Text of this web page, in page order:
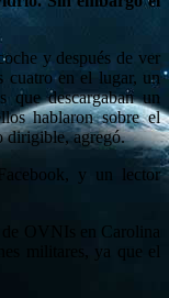
y después de ver
cuatro en el lugar, un
que descargaban un
hablaron sobre el
dirigible, agregó.
y un lector
de OVNIs en Carolina
militares, ya que el